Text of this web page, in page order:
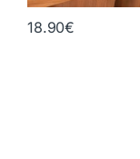
18.90€